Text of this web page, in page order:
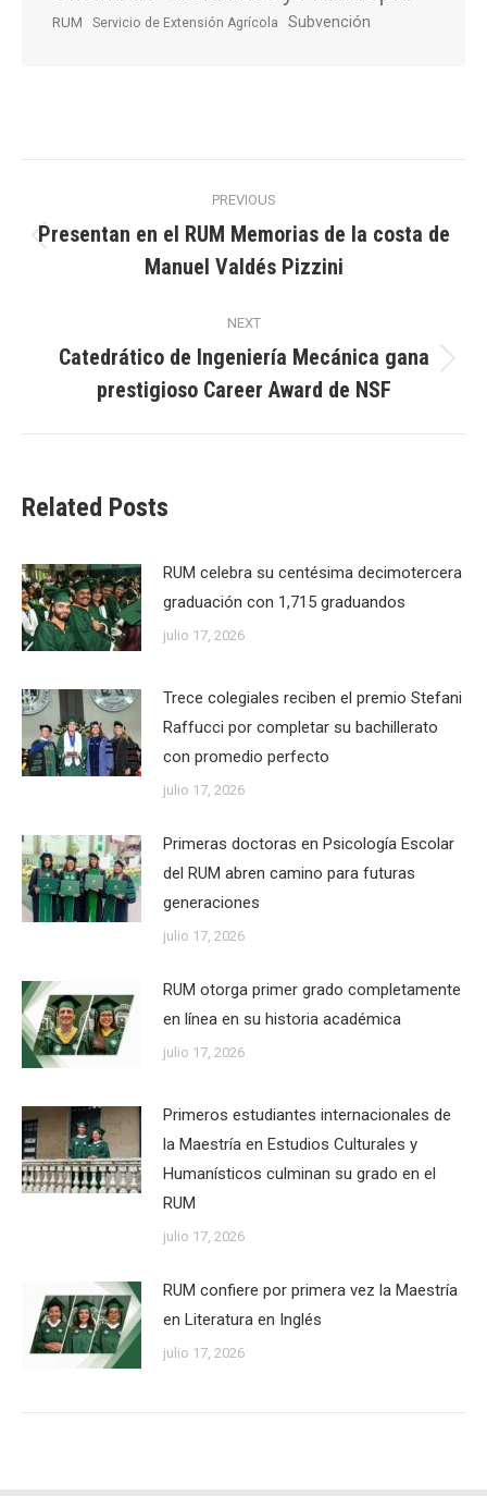
RUM Servicio de Extensión Agrícola Subvención
navigation
PREVIOUS
post:
Presentan en el RUM Memorias de la costa de
Manuel Valdés Pizzini
NEXT
post:
Catedrático de Ingeniería Mecánica gana
prestigioso Career Award de NSF
Related Posts
RUM celebra su centésima decimotercera
graduación con 1,715 graduandos
julio 17, 2026
Trece colegiales reciben el premio Stefani
Raffucci por completar su bachillerato
con promedio perfecto
julio 17, 2026
Primeras doctoras en Psicología Escolar
del RUM abren camino para futuras
generaciones
julio 17, 2026
RUM otorga primer grado completamente
en línea en su historia académica
julio 17, 2026
Primeros estudiantes internacionales de
la Maestría en Estudios Culturales y
Humanísticos culminan su grado en el
RUM
julio 17, 2026
RUM confiere por primera vez la Maestría
en Literatura en Inglés
julio 17, 2026